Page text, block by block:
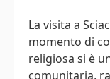
La visita a
momento di
religiosa si è
comunitaria,